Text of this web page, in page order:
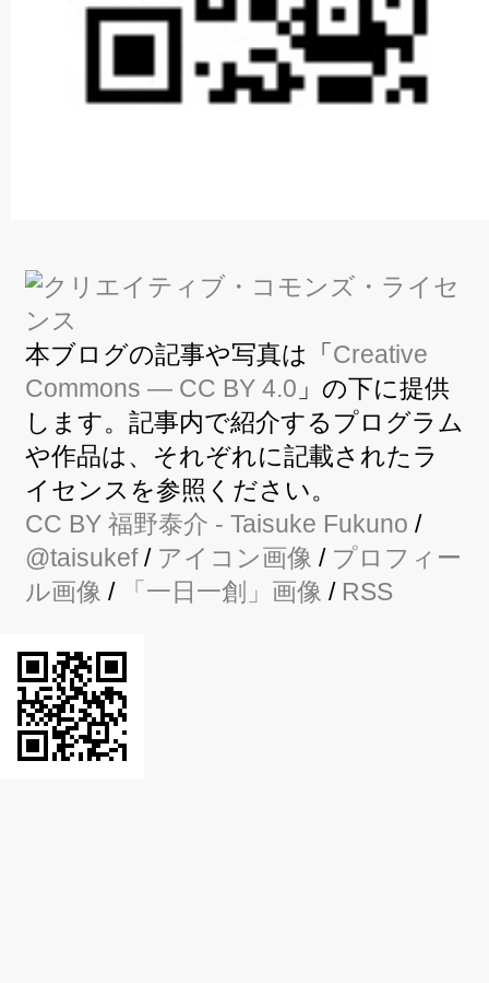
本ブログの記事や写真は「 Creative
Commons — CC BY 4.0 」の下に提供
します。記事内で紹介するプログラム
や作品は、それぞれに記載されたラ
イセンスを参照ください。
CC BY 福野泰介 - Taisuke Fukuno /
@taisukef/ アイコン画像 / プロフィー
ル画像 / 「一日一創」画像 / RSS